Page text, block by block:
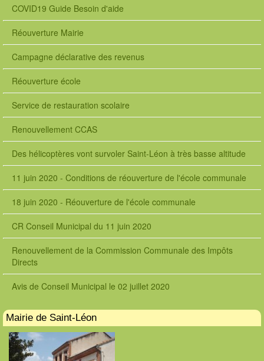
COVID19 Guide Besoin d'aide
Réouverture Mairie
Campagne déclarative des revenus
Réouverture école
Service de restauration scolaire
Renouvellement CCAS
Des hélicoptères vont survoler Saint-Léon à très basse altitude
11 juin 2020 - Conditions de réouverture de l'école communale
18 juin 2020 - Réouverture de l'école communale
CR Conseil Municipal du 11 juin 2020
Renouvellement de la Commission Communale des Impôts
Directs
Avis de Conseil Municipal le 02 juillet 2020
Mairie de Saint-Léon